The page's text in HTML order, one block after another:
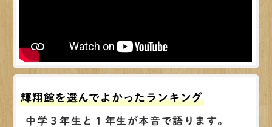
輝翔館を選んでよかったランキング
中学３年生と１年生が本音で語ります。